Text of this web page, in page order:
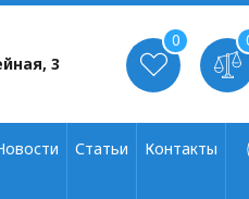
3
0
Статьи Контакты